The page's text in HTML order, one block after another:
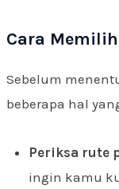
Cara
Sebelum
beberapa hal
Periksa rute
ingin kamu